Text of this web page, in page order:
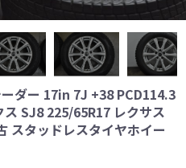
ダー 17in 7J +38 PCD114.3
SJ8 225/65R17 レクサス
スタッドレスタイヤホイー